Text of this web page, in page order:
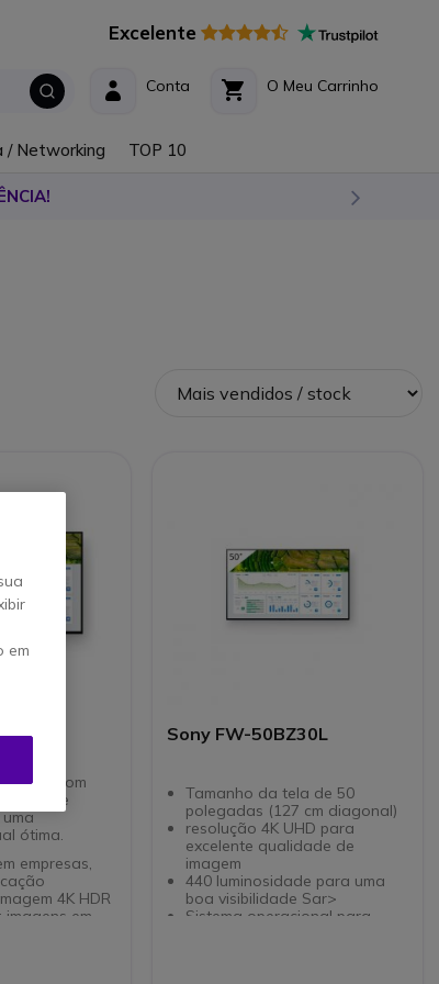
Excelente
O Meu Carrinho
Conta
/ Networking TOP 10
FW-
HDR com
Airplay e
ótima.
empresas,
4K HDR
imagens em
Sony FW-50BZ30L
Tamanho da tela de 50
polegadas (127 cm diagonal)
resolução 4K UHD para
excelente qualidade de
imagem
440 luminosidade para uma
boa visibilidade Sar>
Sistema operacional para
em